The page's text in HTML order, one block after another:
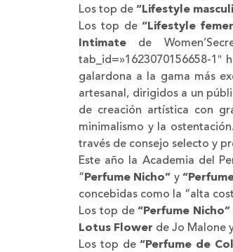
Los top de “Lifestyle
Los top de“Lifestyle
Intimate de
tab_id=»1623070156658-1″
galardona a la gama más
artesanal, dirigidos a un
de creación artística con
minimalismo y la
través de consejo selecto y
Este año la Academia del
“Perfume Nicho” y
concebidas como la “alta
Los top de“Perfume Nicho”
Lotus Flower de Jo Malone
Los top de“Perfume de